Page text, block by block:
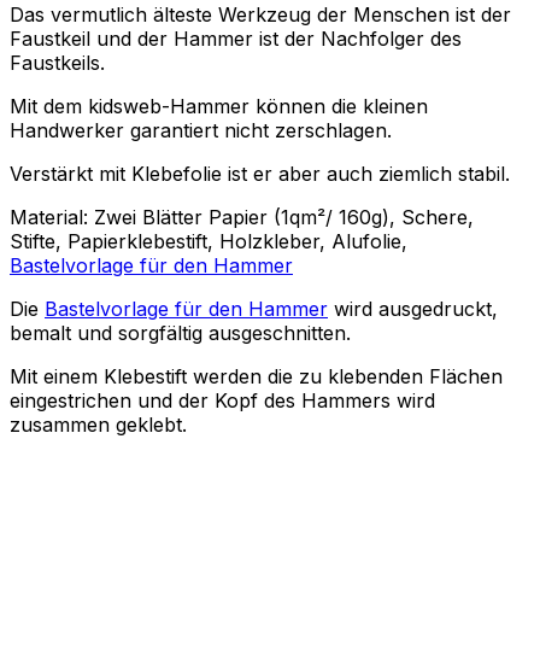
Das vermutlich älteste Werkzeug der Menschen ist der
Faustkeil und der Hammer ist der Nachfolger des
Faustkeils.
Mit dem kidsweb-Hammer können die kleinen
Handwerker garantiert nicht zerschlagen.
Verstärkt mit Klebefolie ist er aber auch ziemlich stabil.
Material: Zwei Blätter Papier (1qm²/ 160g), Schere,
Stifte, Papierklebestift, Holzkleber, Alufolie,
Bastelvorlage für den Hammer
Die Bastelvorlage für den Hammer wird ausgedruckt,
bemalt und sorgfältig ausgeschnitten.
Mit einem Klebestift werden die zu klebenden Flächen
eingestrichen und der Kopf des Hammers wird
zusammen geklebt.